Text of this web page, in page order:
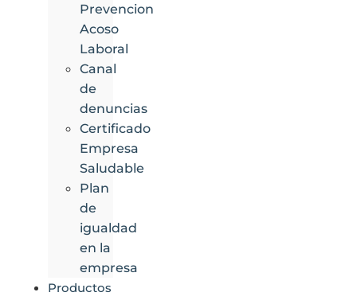
Prevencion
Acoso
Laboral
Canal
de
denuncias
Certificado
Empresa
Saludable
Plan
de
igualdad
en la
empresa
Productos